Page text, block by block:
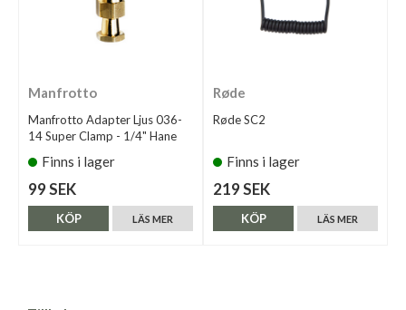
Manfrotto
Manfrotto Adapter Ljus 036-
14 Super Clamp - 1/4" Hane
Finns i lager
99 SEK
LÄS MER
KÖP
Røde
Røde SC2
Finns i lager
219 SEK
LÄS MER
KÖP